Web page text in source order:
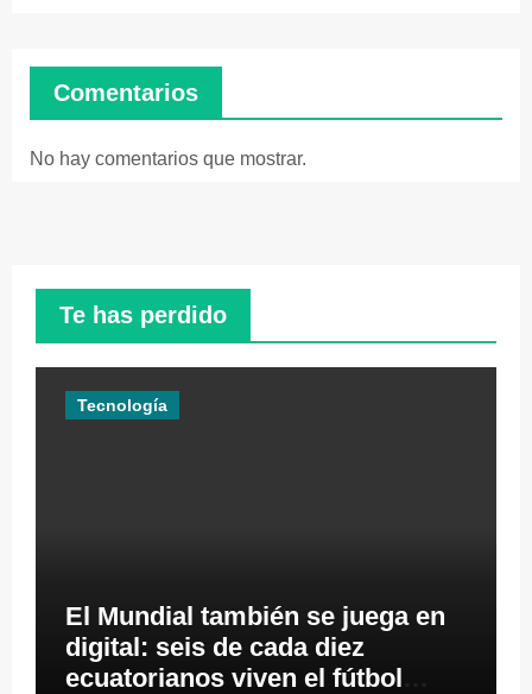
Comentarios
No hay comentarios que mostrar.
Te has perdido
Tecnología
El Mundial también se juega en
digital: seis de cada diez
ecuatorianos viven el fútbol